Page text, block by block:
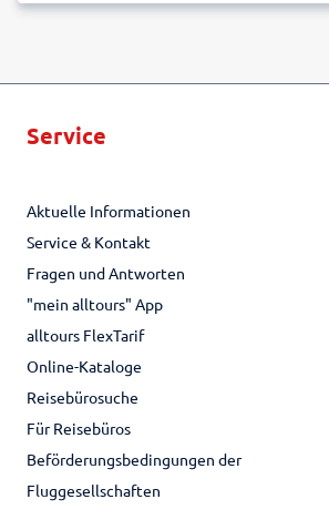
Service
Aktuelle Informationen
Service & Kontakt
Fragen und Antworten
"mein alltours" App
alltours FlexTarif
Online-Kataloge
Reisebürosuche
Für Reisebüros
Beförderungsbedingungen der
Fluggesellschaften